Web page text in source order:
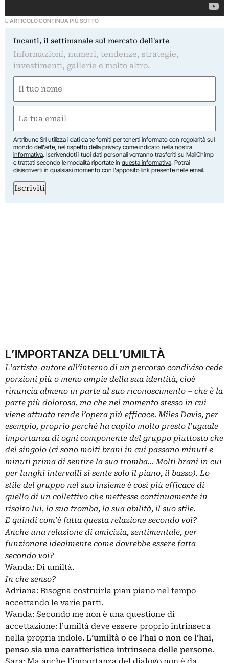
L'ARTICOLO CONTINUA PIÙ SOTTO
Incanti, il settimanale sul mercato dell'arte
Informazioni, numeri, tendenze, strategie,
investimenti, gallerie e molto altro.
(Obbligatorio)
(Obbligatorio)
Artribune Srl utilizza i dati da te forniti per tenerti informato con regolarità sul
mondo dell'arte, nel rispetto della privacy come indicato nella nostra
informativa. Iscrivendoti i tuoi dati personali verranno trasferiti su MailChimp
e trattati secondo le modalità riportate in questa informativa. Potrai
disiscriverti in qualsiasi momento con l'apposito link presente nelle email.
Iscriviti
L’IMPORTANZA DELL’UMILTÀ
L’artista-autore all’interno di un percorso condiviso cede
porzioni più o meno ampie della sua identità, cioè
rinuncia almeno in parte al suo riconoscimento ‒ che è la
parte più dolorosa, ma che nel momento stesso in cui
viene attuata rende l’opera più efficace. Miles Davis, per
esempio, proprio perché ha capito molto presto l’uguale
importanza di ogni componente del gruppo piuttosto che
del singolo (ci sono molti brani in cui passano minuti e
minuti prima di sentire la sua tromba… Molti brani in cui
per lunghi intervalli si sente solo il piano, il basso). Lo
stile del gruppo nel suo insieme è così più efficace di
quello di un collettivo che mettesse continuamente in
risalto lui, la sua tromba, la sua abilità, il suo stile.
E quindi com’è fatta questa relazione secondo voi?
Anche una relazione di amicizia, sentimentale, per
funzionare idealmente come dovrebbe essere fatta
secondo voi?
Wanda: Di umiltà.
In che senso?
Adriana: Bisogna costruirla pian piano nel tempo
accettando le varie parti.
Wanda: Secondo me non è una questione di
accettazione: l’umiltà deve essere proprio intrinseca
nella propria indole. L’umiltà o ce l’hai o non ce l’hai,
penso sia una caratteristica intrinseca delle persone.